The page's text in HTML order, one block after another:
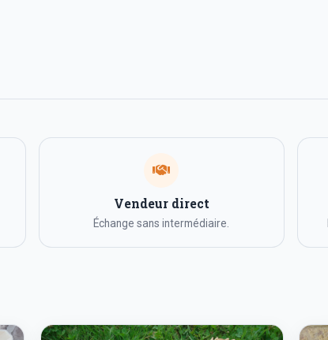
Vendeur direct
Échange sans intermédiaire.